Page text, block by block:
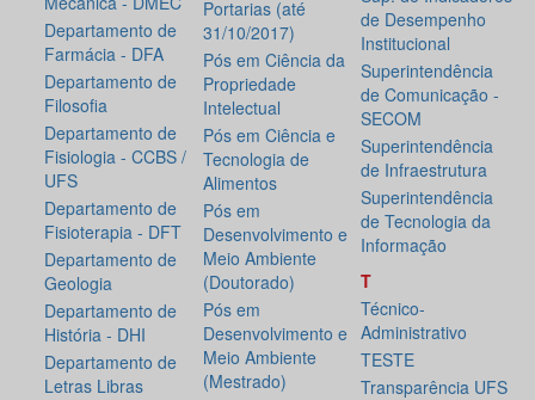
Departamento de
Farmácia - DFA
Departamento de
Filosofia
Departamento de
Fisiologia - CCBS /
UFS
Departamento de
Fisioterapia - DFT
Departamento de
Geologia
Departamento de
História - DHI
Departamento de
Letras Libras
Portarias (até
31/10/2017)
Pós em Ciência da
Propriedade
Intelectual
Pós em Ciência e
Tecnologia de
Alimentos
Pós em
Desenvolvimento e
Meio Ambiente
(Doutorado)
Pós em
Desenvolvimento e
Meio Ambiente
(Mestrado)
de Desempenho
Institucional
Superintendência
de Comunicação -
SECOM
Superintendência
de Infraestrutura
Superintendência
de Tecnologia da
Informação
T
Técnico-
Administrativo
TESTE
Transparência UFS